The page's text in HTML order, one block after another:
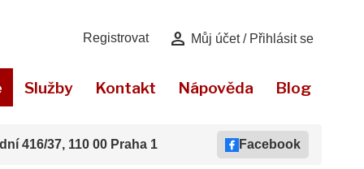
Registrovat person Můj účet / Přihlásit se
Služby Kontakt Nápověda Blog
416/37, 110 00 Praha 1 Facebook